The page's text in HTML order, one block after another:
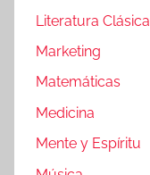
Literatura Clásica
Marketing
Matemáticas
Medicina
Mente y Espíritu